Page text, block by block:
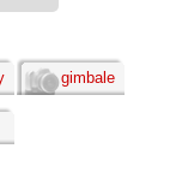
gimbale